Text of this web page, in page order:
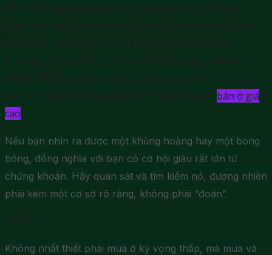
Phần diễn biến giá của bong bóng thường rộng hơn
phần diễn biến giá của khủng hoảng. Do vậy trong đầu
tư, mua được giá khi khủng hoảng hoặc giá thông
thường, chỉ cần cố bán ra ở mức độ kỳ vọng thái quá, lợi
nhuận đã đủ ấn tượng. Được cả mua và bán thì quá tốt,
nếu không ít nhất mua ở giá thông thường và bán ở giá
cao.
Nếu bạn nhìn ra được một khủng hoảng hay một bong
bóng, đồng nghĩa với bạn có cơ hội giàu rất lớn từ
chứng khoán. Hãy quan sát và tìm kiếm nó, đương nhiên
phải kèm một cơ sở rõ ràng, không phải “đoán”.
Ghi nhớ:
Không nhất thiết phải mua ở kỳ vọng thấp, mà mua và